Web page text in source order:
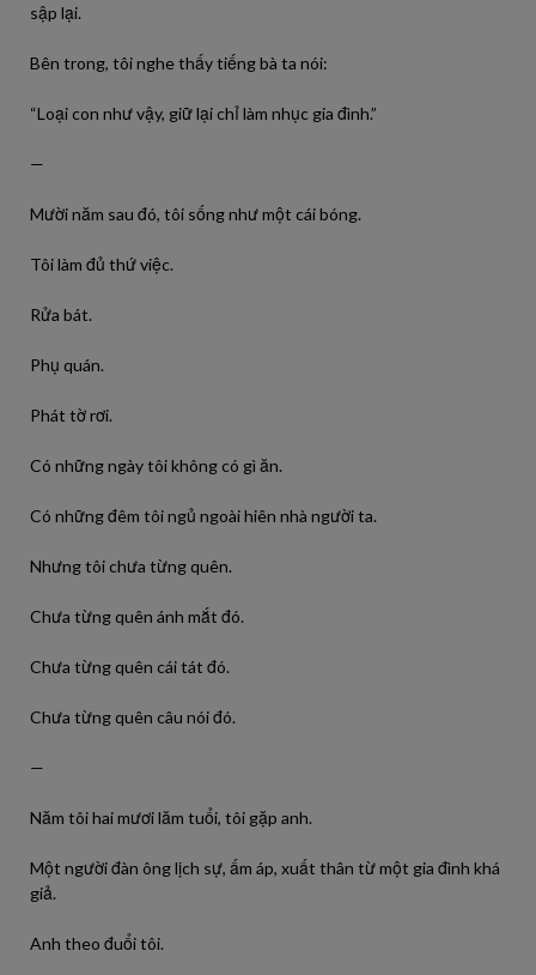
sập lại.
Bên trong, tôi nghe thấy tiếng bà ta nói:
“Loại con như vậy, giữ lại chỉ làm nhục gia đình.”
—
Mười năm sau đó, tôi sống như một cái bóng.
Tôi làm đủ thứ việc.
Rửa bát.
Phụ quán.
Phát tờ rơi.
Có những ngày tôi không có gì ăn.
Có những đêm tôi ngủ ngoài hiên nhà người ta.
Nhưng tôi chưa từng quên.
Chưa từng quên ánh mắt đó.
Chưa từng quên cái tát đó.
Chưa từng quên câu nói đó.
—
Năm tôi hai mươi lăm tuổi, tôi gặp anh.
Một người đàn ông lịch sự, ấm áp, xuất thân từ một gia đình khá
giả.
Anh theo đuổi tôi.